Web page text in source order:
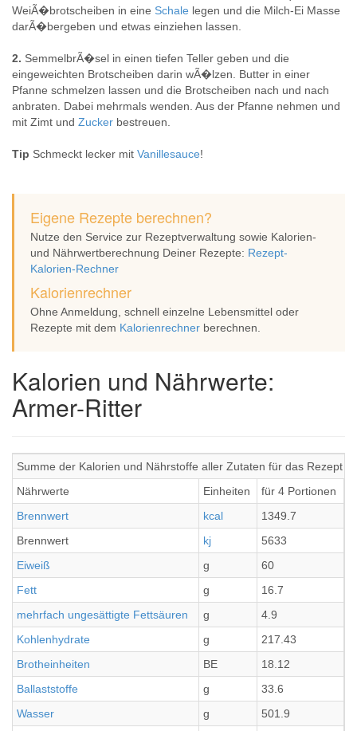
WeiÃ�brotscheiben in eine Schale legen und die Milch-Ei Masse
darÃ�bergeben und etwas einziehen lassen.
2. SemmelbrÃ�sel in einen tiefen Teller geben und die
eingeweichten Brotscheiben darin wÃ�lzen. Butter in einer
Pfanne schmelzen lassen und die Brotscheiben nach und nach
anbraten. Dabei mehrmals wenden. Aus der Pfanne nehmen und
mit Zimt und Zucker bestreuen.
Tip Schmeckt lecker mit Vanillesauce!
Eigene Rezepte berechnen?
Nutze den Service zur Rezeptverwaltung sowie Kalorien-
und Nährwertberechnung Deiner Rezepte: Rezept-
Kalorien-Rechner
Kalorienrechner
Ohne Anmeldung, schnell einzelne Lebensmittel oder
Rezepte mit dem Kalorienrechner berechnen.
Kalorien und Nährwerte:
Armer-Ritter
Summe der Kalorien und Nährstoffe aller Zutaten für das Rezept
Nährwerte
Einheiten für 4 Portionen
Brennwert
kcal 1349.7
Brennwert
kj 5633
Eiweiß
g 60
Fett
g 16.7
mehrfach ungesättigte Fettsäuren
g 4.9
Kohlenhydrate
g 217.43
Brotheinheiten
BE 18.12
Ballaststoffe
g 33.6
Wasser
g 501.9